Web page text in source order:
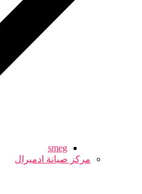
smeg
مركز صيانة ادميرال